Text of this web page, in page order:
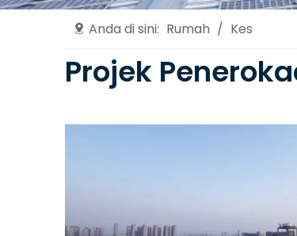
Anda di sini: Rumah / Kes
Projek